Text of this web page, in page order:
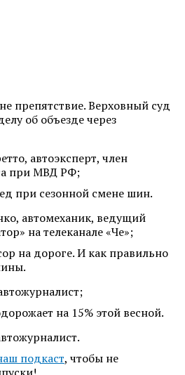
препятствие. Верховный суд
об объезде через
автоэксперт, член
при МВД РФ;
при сезонной смене шин.
автомеханик, ведущий
на телеканале «Че»;
на дороге. И как правильно
на 15% этой весной.
подкаст, чтобы не